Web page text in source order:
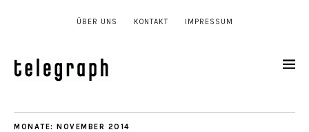
ÜBER UNS KONTAKT IMPRESSUM
MONATE: NOVEMBER 2014